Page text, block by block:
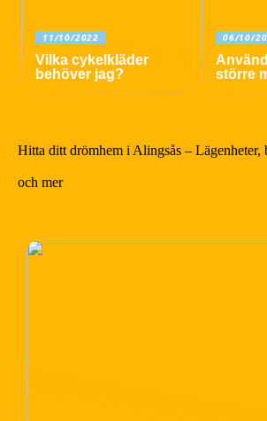
11/10/2022
Vilka cykelkläder
behöver jag?
06/10/
större
Hitta ditt drömhem i Alingsås – Lägenheter,
och mer